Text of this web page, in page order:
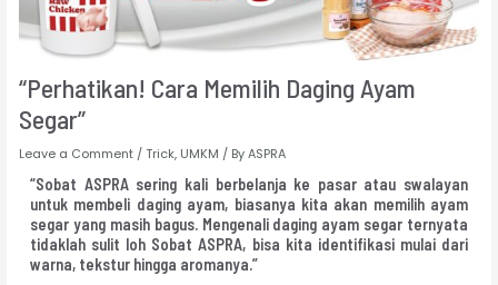
“Perhatikan! Cara Memilih Daging Ayam
Segar”
Leave a Comment / Trick, UMKM / By ASPRA
“Sobat ASPRA sering kali berbelanja ke pasar atau swalayan
untuk membeli daging ayam, biasanya kita akan memilih ayam
segar yang masih bagus. Mengenali daging ayam segar ternyata
tidaklah sulit loh Sobat ASPRA, bisa kita identifikasi mulai dari
warna, tekstur hingga aromanya.”